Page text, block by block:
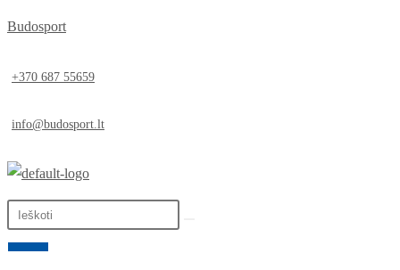
Budosport
+370 687 55659
info@budosport.lt